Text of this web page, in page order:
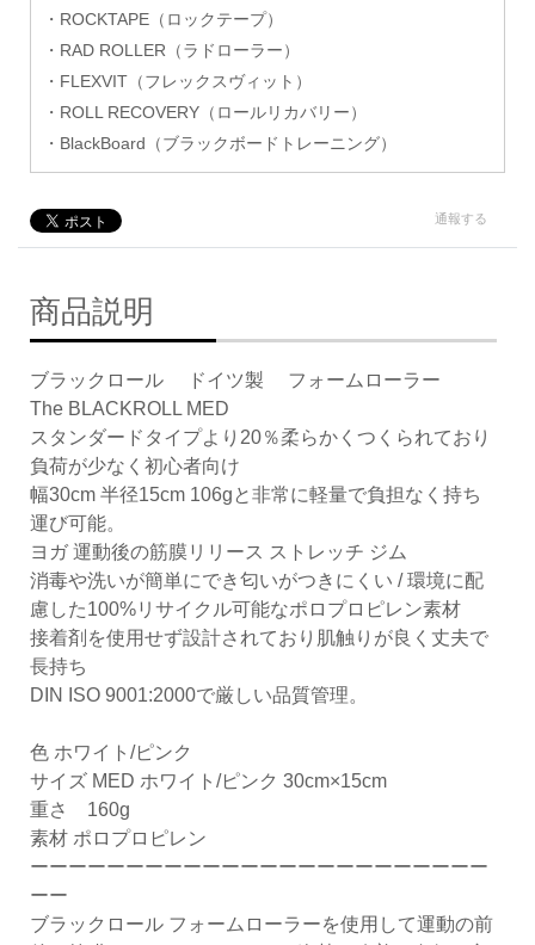
・ROCKTAPE（ロックテープ）
・RAD ROLLER（ラドローラー）
・FLEXVIT（フレックスヴィット）
・ROLL RECOVERY（ロールリカバリー）
・BlackBoard（ブラックボードトレーニング）
通報する
商品説明
ブラックロール ドイツ製 フォームローラー
The BLACKROLL MED
スタンダードタイプより20％柔らかくつくられており
負荷が少なく初心者向け
幅30cm 半径15cm 106gと非常に軽量で負担なく持ち
運び可能。
ヨガ 運動後の筋膜リリース ストレッチ ジム
消毒や洗いが簡単にでき匂いがつきにくい / 環境に配
慮した100%リサイクル可能なポロプロピレン素材
接着剤を使用せず設計されており肌触りが良く丈夫で
長持ち
DIN ISO 9001:2000で厳しい品質管理。
色 ホワイト/ピンク
サイズ MED ホワイト/ピンク 30cm×15cm
重さ 160g
素材 ポロプロピレン
ーーーーーーーーーーーーーーーーーーーーーーーー
ーー
ブラックロール フォームローラーを使用して運動の前